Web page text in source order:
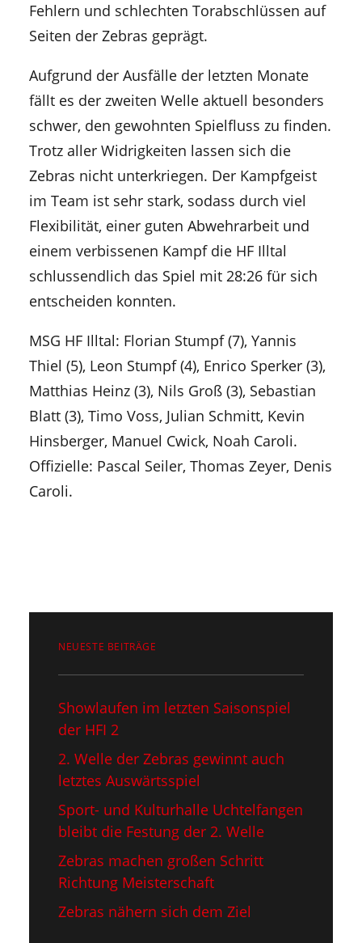
Fehlern und schlechten Torabschlüssen auf
Seiten der Zebras geprägt.
Aufgrund der Ausfälle der letzten Monate
fällt es der zweiten Welle aktuell besonders
schwer, den gewohnten Spielfluss zu finden.
Trotz aller Widrigkeiten lassen sich die
Zebras nicht unterkriegen. Der Kampfgeist
im Team ist sehr stark, sodass durch viel
Flexibilität, einer guten Abwehrarbeit und
einem verbissenen Kampf die HF Illtal
schlussendlich das Spiel mit 28:26 für sich
entscheiden konnten.
MSG HF Illtal: Florian Stumpf (7), Yannis
Thiel (5), Leon Stumpf (4), Enrico Sperker (3),
Matthias Heinz (3), Nils Groß (3), Sebastian
Blatt (3), Timo Voss, Julian Schmitt, Kevin
Hinsberger, Manuel Cwick, Noah Caroli.
Offizielle: Pascal Seiler, Thomas Zeyer, Denis
Caroli.
NEUESTE BEITRÄGE
Showlaufen im letzten Saisonspiel​
der HFI 2
2. Welle der Zebras gewinnt auch
letztes Auswärtsspiel
Sport- und Kulturhalle Uchtelfangen
bleibt die Festung der 2. Welle
Zebras machen großen Schritt
Richtung Meisterschaft
Zebras nähern sich dem Ziel